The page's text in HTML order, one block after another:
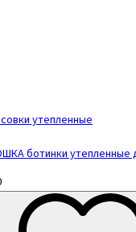
утепленные
ботинки утепленные